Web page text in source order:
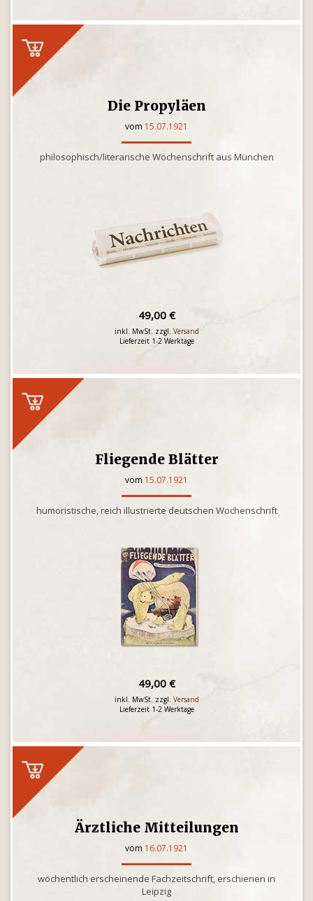
Die Propyläen
vom 15.07.1921
philosophisch/literarische Wochenschrift aus München
49,00 €
inkl. MwSt. zzgl. Versand
Lieferzeit 1-2 Werktage
Fliegende Blätter
vom 15.07.1921
humoristische, reich illustrierte deutschen Wochenschrift
49,00 €
inkl. MwSt. zzgl. Versand
Lieferzeit 1-2 Werktage
Ärztliche Mitteilungen
vom 16.07.1921
wöchentlich erscheinende Fachzeitschrift, erschienen in
Leipzig